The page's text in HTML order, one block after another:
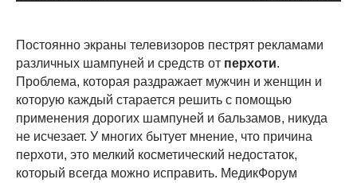
Постоянно экраны телевизоров пестрят рекламами
различных шампуней и средств от перхоти.
Проблема, которая раздражает мужчин и женщин и
которую каждый старается решить с помощью
применения дорогих шампуней и бальзамов, никуда
не исчезает. У многих бытует мнение, что причина
перхоти, это мелкий косметический недостаток,
который всегда можно исправить. МедикФорум